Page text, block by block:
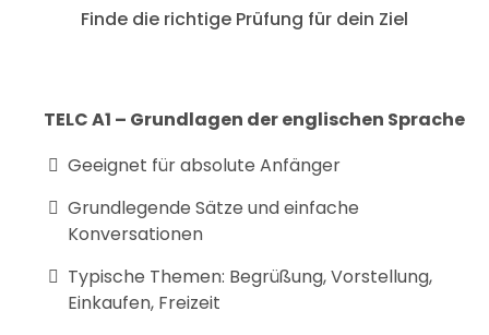
Finde die richtige Prüfung für dein Ziel
TELC A1 – Grundlagen der englischen Sprache
Geeignet für absolute Anfänger
Grundlegende Sätze und einfache
Konversationen
Typische Themen: Begrüßung, Vorstellung,
Einkaufen, Freizeit